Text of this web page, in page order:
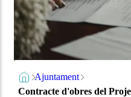
Ajuntament
Contracte d'obres del